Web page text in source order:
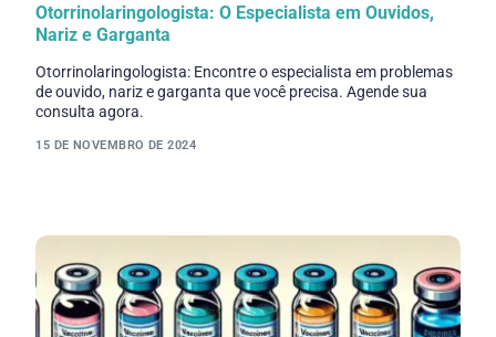
Otorrinolaringologista: O Especialista em Ouvidos,
Nariz e Garganta
Otorrinolaringologista: Encontre o especialista em problemas
de ouvido, nariz e garganta que você precisa. Agende sua
consulta agora.
15 DE NOVEMBRO DE 2024